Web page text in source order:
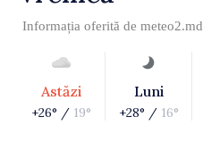
Informația oferită de meteo2.md
Astăzi
+26° / 19°
Luni
+28° / 16°